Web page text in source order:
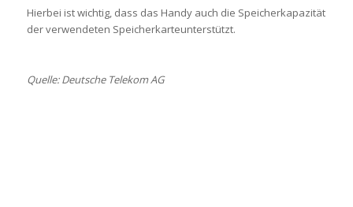
Hierbei ist wichtig, dass das Handy auch die Speicherkapazität
der verwendeten Speicherkarteunterstützt.
Quelle: Deutsche Telekom AG